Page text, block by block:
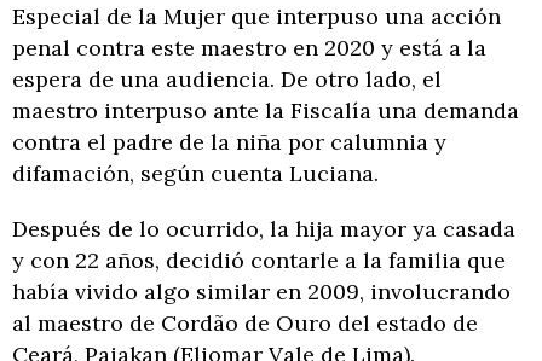
Especial de la Mujer que interpuso una acción
penal contra este maestro en 2020 y está a la
espera de una audiencia. De otro lado, el
maestro interpuso ante la Fiscalía una demanda
contra el padre de la niña por calumnia y
difamación, según cuenta Luciana.
Después de lo ocurrido, la hija mayor ya casada
y con 22 años, decidió contarle a la familia que
había vivido algo similar en 2009, involucrando
al maestro de Cordão de Ouro del estado de
Ceará, Paiakan (Eliomar Vale de Lima).